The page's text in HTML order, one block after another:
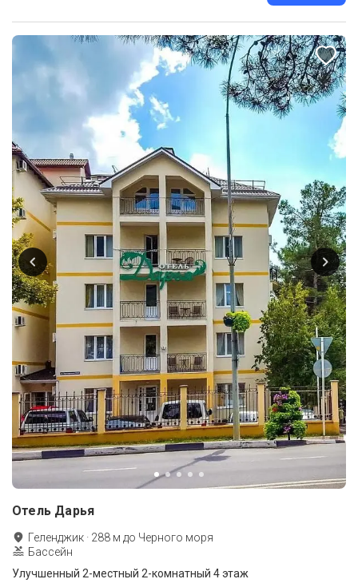
Отель Дарья
Геленджик · 288 м до Черного моря
Бассейн
Улучшенный 2-местный 2-комнатный 4 этаж